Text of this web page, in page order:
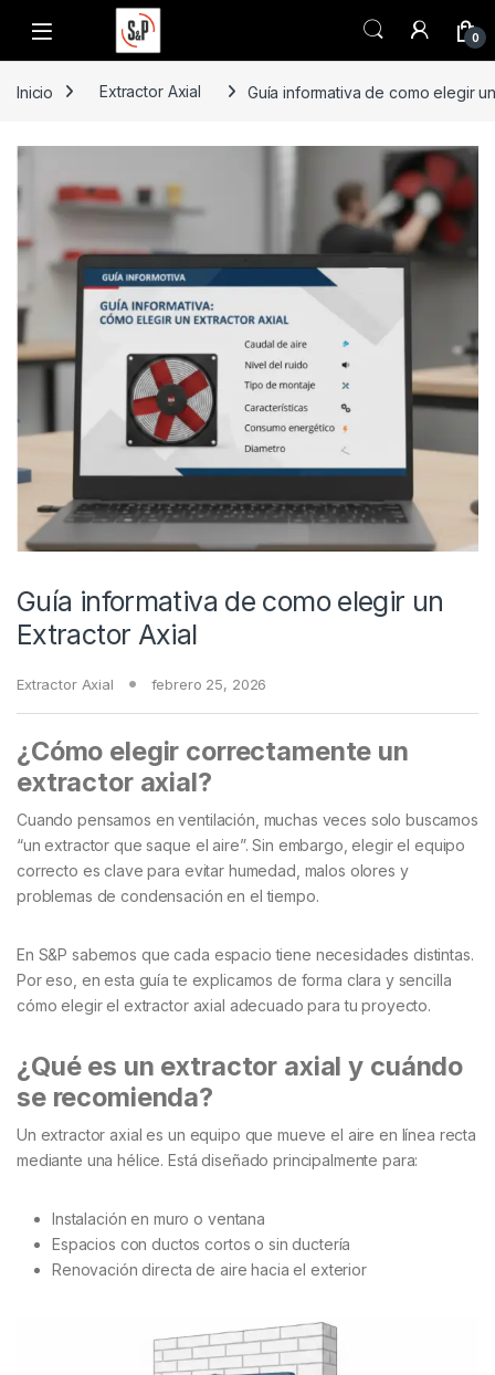
Saltar a la navegación
Saltar al contenido
0
Inicio Extractor Axial Guía informativa de como elegir
Guía informativa de como elegir un
Extractor Axial
Extractor Axial febrero 25, 2026
¿Cómo elegir correctamente un
extractor axial?
Cuando pensamos en ventilación, muchas veces solo buscamos
“un extractor que saque el aire”. Sin embargo, elegir el equipo
correcto es clave para evitar humedad, malos olores y
problemas de condensación en el tiempo.
En S&P sabemos que cada espacio tiene necesidades distintas.
Por eso, en esta guía te explicamos de forma clara y sencilla
cómo elegir el extractor axial adecuado para tu proyecto.
¿Qué es un extractor axial y cuándo
se recomienda?
Un extractor axial es un equipo que mueve el aire en línea recta
mediante una hélice. Está diseñado principalmente para:
Instalación en muro o ventana
Espacios con ductos cortos o sin ductería
Renovación directa de aire hacia el exterior